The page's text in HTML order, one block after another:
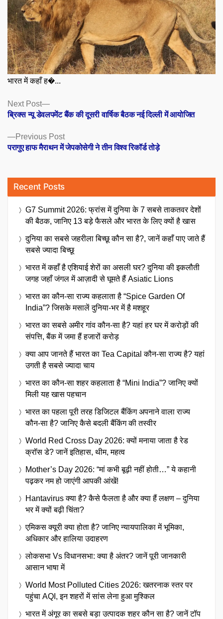
भारत में कहाँ ह�...
Posts
navigation
Previous PostPrevious
post:
परागुए हाफ मैराथन में जेपकोसेगी ने तीन विश्व रिकॉर्ड तोड़े
Next Post
Next
post:
ब्रिक्स न्यू डेवलपमेंट बैंक की दूसरी वार्षिक बैठक नई दिल्ली में आयोजित
Recent Posts
G7 Summit 2026: फ्रांस में दुनिया के 7 सबसे ताकतवर देशों
की बैठक, जानिए 13 बड़े फैसले और भारत के लिए क्यों है खास
दुनिया का सबसे जहरीला बिच्छू कौन सा है?, जानें कहाँ पाए जाते हैं
सबसे ज्यादा बिच्छू
भारत में कहाँ है एशियाई शेरों का असली घर? दुनिया की इकलौती
जगह जहाँ जंगल में आज़ादी से घूमते हैं Asiatic Lions
भारत का कौन-सा राज्य कहलाता है “Spice Garden Of
India”? जिसके मसालें दुनिया-भर में है मशहूर
भारत का सबसे अमीर गांव कौन-सा है? यहां हर घर में करोड़ों की
संपत्ति, बैंक में जमा हैं हजारों करोड़
क्या आप जानते हैं भारत का Tea Capital कौन-सा राज्य है? यहां
उगती है सबसे ज्यादा चाय
भारत का कौन-सा शहर कहलाता है “Mini India”? जानिए क्यों
मिली यह खास पहचान
भारत का पहला पूरी तरह डिजिटल बैंकिंग अपनाने वाला राज्य
कौन-सा है? जानिए कैसे बदली बैंकिंग की तस्वीर
World Red Cross Day 2026: क्यों मनाया जाता है रेड
क्रॉस डे? जानें इतिहास, थीम, महत्व
Mother’s Day 2026: “मां कभी बूढ़ी नहीं होती…” ये कहानी
पढ़कर नम हो जाएंगी आपकी आंखें!
Hantavirus क्या है? कैसे फैलता है और क्या हैं लक्षण – दुनिया
भर में क्यों बढ़ी चिंता?
एमिकस क्यूरी क्या होता है? जानिए न्यायपालिका में भूमिका,
अधिकार और हालिया उदाहरण
लोकसभा Vs विधानसभा: क्या है अंतर? जानें पूरी जानकारी
आसान भाषा में
World Most Polluted Cities 2026: खतरनाक स्तर पर
पहुंचा AQI, इन शहरों में सांस लेना हुआ मुश्किल
भारत में अंगूर का सबसे बड़ा उत्पादक शहर कौन सा है? जानें टॉप